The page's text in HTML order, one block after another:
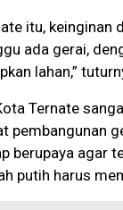
itu, keinginan
ada gerai,
lahan,”
Ternate
pembangunan
berupaya agar
putih harus